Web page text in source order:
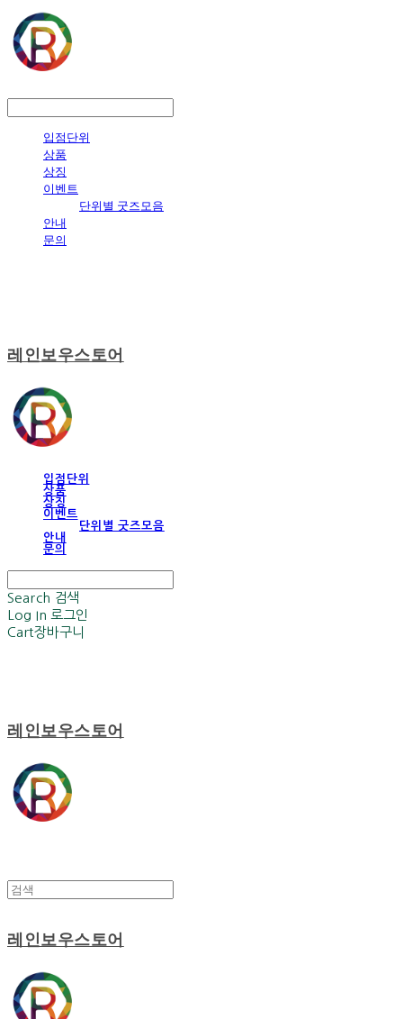
입점단위
상품
상징
이벤트
단위별 굿즈모음
안내
문의
레인보우스토어
입점단위
상품
상징
이벤트
단위별 굿즈모음
안내
문의
Search 검색
Log In 로그인
Cart장바구니
레인보우스토어
레인보우스토어